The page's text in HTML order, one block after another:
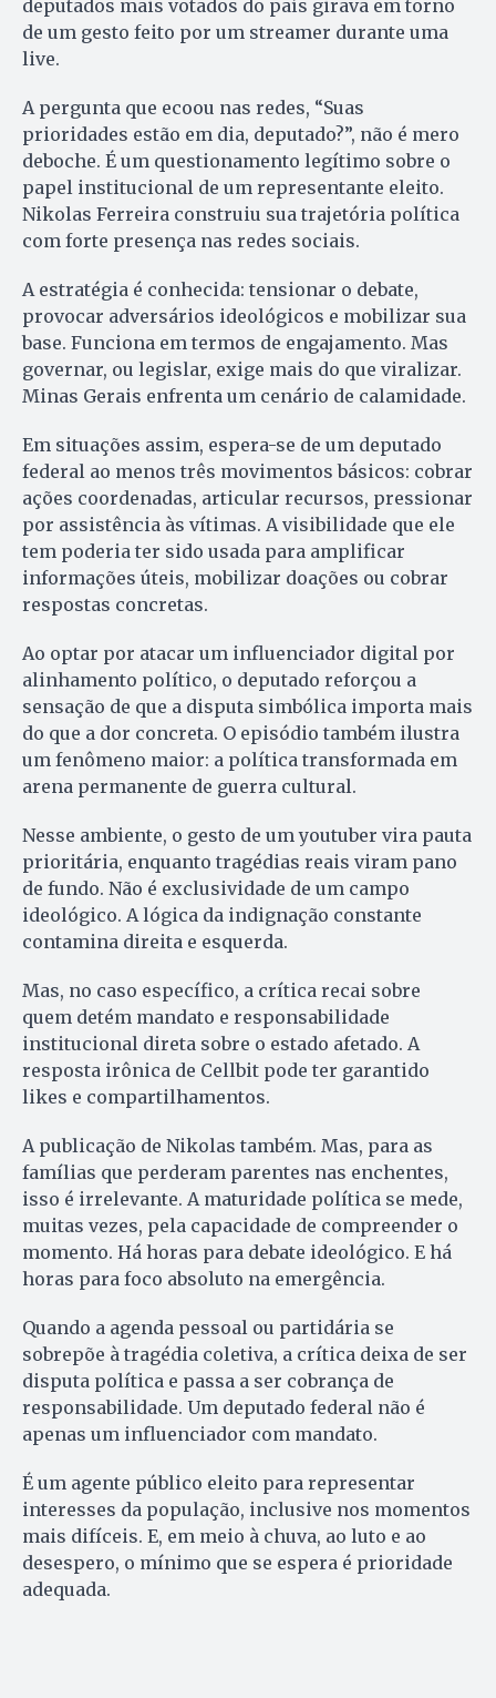
deputados mais votados do país girava em torno
de um gesto feito por um streamer durante uma
live.
A pergunta que ecoou nas redes, “Suas
prioridades estão em dia, deputado?”, não é mero
deboche. É um questionamento legítimo sobre o
papel institucional de um representante eleito.
Nikolas Ferreira construiu sua trajetória política
com forte presença nas redes sociais.
A estratégia é conhecida: tensionar o debate,
provocar adversários ideológicos e mobilizar sua
base. Funciona em termos de engajamento. Mas
governar, ou legislar, exige mais do que viralizar.
Minas Gerais enfrenta um cenário de calamidade.
Em situações assim, espera-se de um deputado
federal ao menos três movimentos básicos: cobrar
ações coordenadas, articular recursos, pressionar
por assistência às vítimas. A visibilidade que ele
tem poderia ter sido usada para amplificar
informações úteis, mobilizar doações ou cobrar
respostas concretas.
Ao optar por atacar um influenciador digital por
alinhamento político, o deputado reforçou a
sensação de que a disputa simbólica importa mais
do que a dor concreta. O episódio também ilustra
um fenômeno maior: a política transformada em
arena permanente de guerra cultural.
Nesse ambiente, o gesto de um youtuber vira pauta
prioritária, enquanto tragédias reais viram pano
de fundo. Não é exclusividade de um campo
ideológico. A lógica da indignação constante
contamina direita e esquerda.
Mas, no caso específico, a crítica recai sobre
quem detém mandato e responsabilidade
institucional direta sobre o estado afetado. A
resposta irônica de Cellbit pode ter garantido
likes e compartilhamentos.
A publicação de Nikolas também. Mas, para as
famílias que perderam parentes nas enchentes,
isso é irrelevante. A maturidade política se mede,
muitas vezes, pela capacidade de compreender o
momento. Há horas para debate ideológico. E há
horas para foco absoluto na emergência.
Quando a agenda pessoal ou partidária se
sobrepõe à tragédia coletiva, a crítica deixa de ser
disputa política e passa a ser cobrança de
responsabilidade. Um deputado federal não é
apenas um influenciador com mandato.
É um agente público eleito para representar
interesses da população, inclusive nos momentos
mais difíceis. E, em meio à chuva, ao luto e ao
desespero, o mínimo que se espera é prioridade
adequada.